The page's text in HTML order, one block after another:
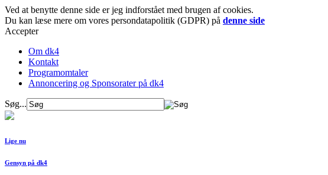
Ved at benytte denne side er jeg indforstået med brugen af cookies.
Du kan læse mere om vores persondatapolitik (GDPR) på denne side
Accepter
Om dk4
Kontakt
Programomtaler
Annoncering og Sponsorater på dk4
Søg...
Lige nu
Gensyn på dk4